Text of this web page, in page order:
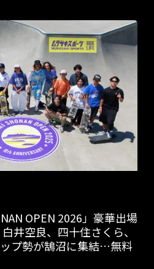
OPEN 2026」豪華出場
井空良、四十住さくら、
プ勢が鵠沼に集結…無料